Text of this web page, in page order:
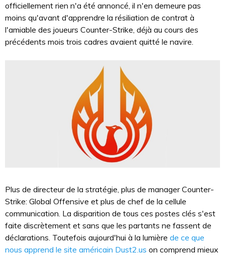
officiellement rien n'a été annoncé, il n'en demeure pas
moins qu'avant d'apprendre la résiliation de contrat à
l'amiable des joueurs Counter-Strike, déjà au cours des
précédents mois trois cadres avaient quitté le navire.
Plus de directeur de la stratégie, plus de manager Counter-
Strike: Global Offensive et plus de chef de la cellule
communication. La disparition de tous ces postes clés s'est
faite discrètement et sans que les partants ne fassent de
déclarations. Toutefois aujourd'hui à la lumière de ce que
nous apprend le site américain Dust2.us on comprend mieux